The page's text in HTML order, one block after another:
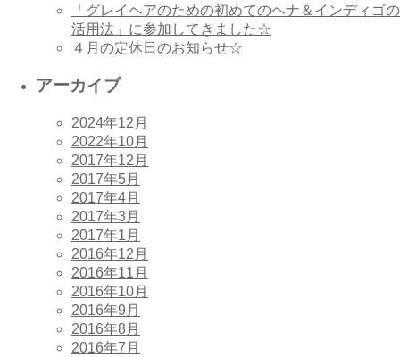
「グレイヘアのための初めてのヘナ＆インディゴの
活用法」に参加してきました☆
４月の定休日のお知らせ☆
アーカイブ
2024年12月
2022年10月
2017年12月
2017年5月
2017年4月
2017年3月
2017年1月
2016年12月
2016年11月
2016年10月
2016年9月
2016年8月
2016年7月